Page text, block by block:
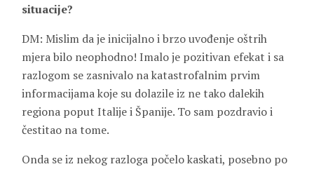
situacije?
DM: Mislim da je inicijalno i brzo uvođenje oštrih
mjera bilo neophodno! Imalo je pozitivan efekat i sa
razlogom se zasnivalo na katastrofalnim prvim
informacijama koje su dolazile iz ne tako dalekih
regiona poput Italije i Španije. To sam pozdravio i
čestitao na tome.
Onda se iz nekog razloga počelo kaskati, posebno po